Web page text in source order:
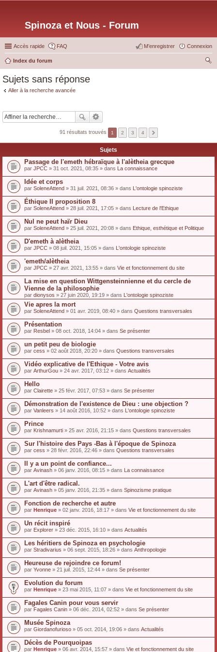
Spinoza et Nous - Forum
Accès rapide FAQ Connexion
M’enregistrer
Index du forum
Sujets sans réponse
Aller à la recherche avancée
91 résultats trouvés 1 2 3 4
Sujets
Passage de l'emeth hébraïque à l'alètheia grecque
par JPCC » 31 oct. 2021, 08:35 » dans La connaissance
Idée et corps
par SoleneAttend » 31 juil. 2021, 08:36 » dans L'ontologie spinoziste
Éthique II proposition 8
par SoleneAttend » 28 juil. 2021, 17:05 » dans Lecture de l'Ethique
Nul ne peut haïr Dieu
par SoleneAttend » 25 juil. 2021, 20:08 » dans Ethique, esthétique et Politique
D'emeth à alètheia
par JPCC » 08 juil. 2021, 15:05 » dans L'ontologie spinoziste
'emeth/alètheia
par JPCC » 27 avr. 2021, 13:55 » dans Vie et fonctionnement du site
La mise en question Wittgensteinnienne et du cercle de
Vienne de la philosophie
par dionysos » 27 juin 2020, 19:19 » dans L'ontologie spinoziste
Vie apres la mort
par SoleneAttend » 01 avr. 2019, 08:40 » dans Questions transversales
Présentation
par Resbel » 08 oct. 2018, 14:04 » dans Se présenter
un petit peu de biologie
par cess » 02 août 2018, 20:20 » dans Questions transversales
Vidéo explicative de l'Ethique - Votre avis
par ArthurGou » 24 avr. 2017, 03:12 » dans Actualités
Hello
par Clairette » 25 févr. 2017, 07:53 » dans Se présenter
Démonstration de l'existence de Dieu : une objection ?
par Vanleers » 14 août 2016, 10:52 » dans L'ontologie spinoziste
Prince
par Krishnamurti » 25 avr. 2016, 21:15 » dans Questions transversales
Sur l'histoire des Pays -Bas à l'époque de Spinoza
par cess » 28 févr. 2016, 22:46 » dans Questions transversales
Il y a un point de confiance...
par Avinash » 06 janv. 2016, 08:15 » dans La connaissance
L'art d'être radical.
par Avinash » 05 janv. 2016, 21:35 » dans Spinozisme pratique
Fonction de recherche et autre
par Henrique » 02 janv. 2016, 18:17 » dans Vie et fonctionnement du site
Un récit inspiré
par Explorer » 23 déc. 2015, 16:10 » dans Actualités
Les héritiers de Spinoza en psychologie
par Stradivarius » 06 sept. 2015, 18:26 » dans Anthropologie
Heureuse de rejoindre ce forum!
par Yvonne » 21 juil. 2015, 12:44 » dans Se présenter
Evolution du forum
par Henrique » 23 mai 2015, 11:07 » dans Vie et fonctionnement du site
Fagales Canin pour vous servir
par Fagales Canin » 06 déc. 2014, 02:52 » dans Se présenter
Musée Spinoza
par Giordanofurioso » 05 oct. 2014, 19:06 » dans Actualités
Décès de Pourquoipas
par Henrique » 06 avr. 2014, 15:57 » dans Vie et fonctionnement du site